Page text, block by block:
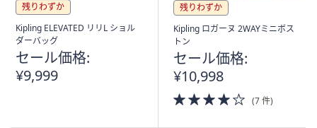
残りわずか
Kipling ELEVATED リリL ショル
ダーバッグ
セール価格:
¥9,999
残りわずか
Kipling ロガーヌ 2WAYミニボス
トン
セール価格:
¥10,998
4.0
of
(7 件)